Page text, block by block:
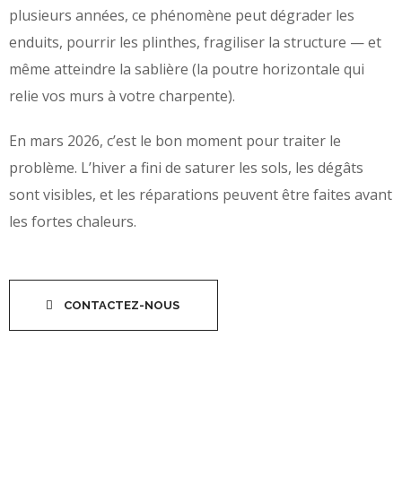
plusieurs années, ce phénomène peut dégrader les
enduits, pourrir les plinthes, fragiliser la structure — et
même atteindre la sablière (la poutre horizontale qui
relie vos murs à votre charpente).
En mars 2026, c’est le bon moment pour traiter le
problème. L’hiver a fini de saturer les sols, les dégâts
sont visibles, et les réparations peuvent être faites avant
les fortes chaleurs.
CONTACTEZ-NOUS